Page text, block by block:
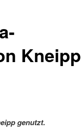
Kneipp
genutzt.